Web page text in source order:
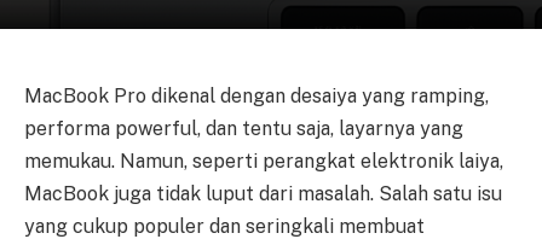
MacBook Pro dikenal dengan desaiya yang ramping,
performa powerful, dan tentu saja, layarnya yang
memukau. Namun, seperti perangkat elektronik laiya,
MacBook juga tidak luput dari masalah. Salah satu isu
yang cukup populer dan seringkali membuat